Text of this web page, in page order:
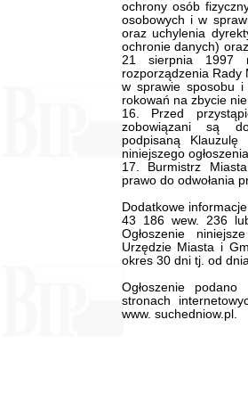
ochrony osób
osobowych i w
oraz uchylenia
ochronie danych)
21 sierpnia 1997
rozporządzenia Rady
w sprawie sposobu i
rokowań na zbycie
16. Przed
zobowiązani są
podpisaną Klauzulę
niniejszego
17. Burmistrz
prawo do odwołania
Dodatkowe
43 186 wew. 236
Ogłoszenie
Urzędzie Miasta i
okres 30 dni tj. od
Ogłoszenie
stronach
www. suchedniow.pl.